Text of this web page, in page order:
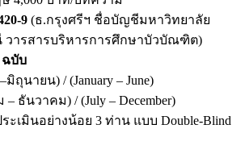
9 (ธ.กรุงศรีฯ ชื่อบัญชีมหาวิทยาลัย
วารสารบริหารการศึกษาบัวบัณฑิต)
ฉบับ
ถุนายน) / (January – June)
ธันวาคม) / (July – December)
ระเมินอย่างน้อย 3 ท่าน แบบ Double-Blind